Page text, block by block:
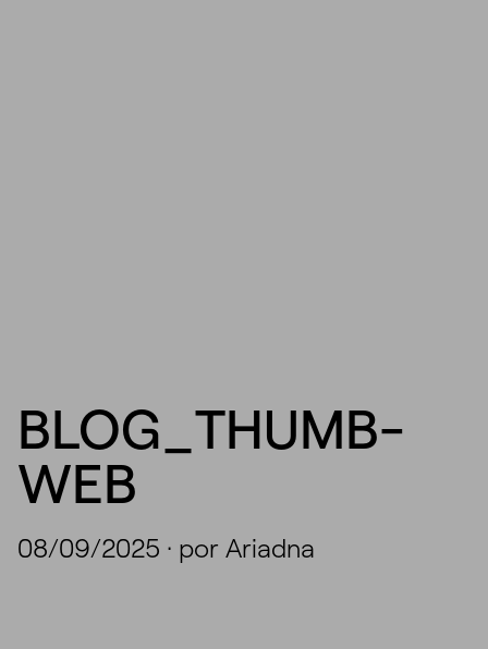
BLOG_THUMB-
WEB
08/09/2025 · por Ariadna